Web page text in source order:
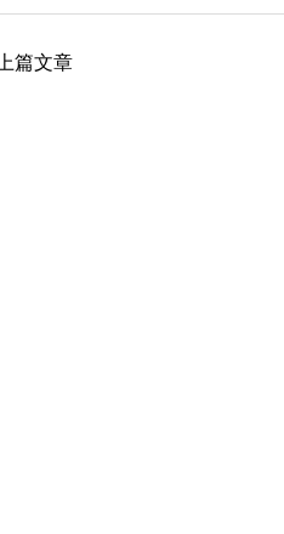
篇文章